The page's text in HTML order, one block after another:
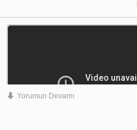
Yorumun Devamı